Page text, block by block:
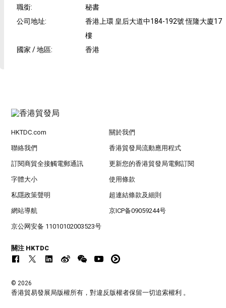
職銜:
秘書
公司地址:
香港上環 皇后大道中184-192號 恆隆大廈17
樓
國家 / 地區: 香港
HKTDC.com 關於我們
聯絡我們 香港貿發局流動應用程式
訂閱商貿全接觸電郵通訊 更新您的香港貿發局電郵訂閱
字體大小 使用條款
私隱政策聲明 超連結條款及細則
網站導航 京ICP备09059244号
京公网安备 11010102003523号
關注 HKTDC
© 2026
香港貿易發展局版權所有，對違反版權者保留一切追索權利 。